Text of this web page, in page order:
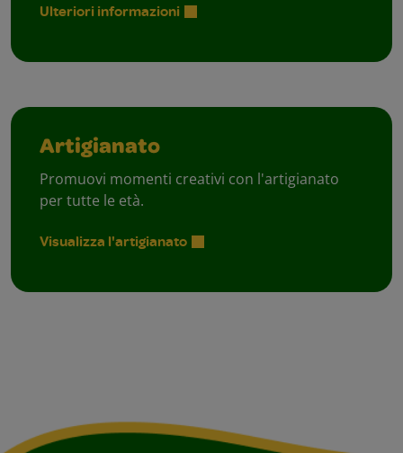
Ulteriori informazioni
Artigianato
Promuovi momenti creativi con l'artigianato
per tutte le età.
Visualizza l'artigianato